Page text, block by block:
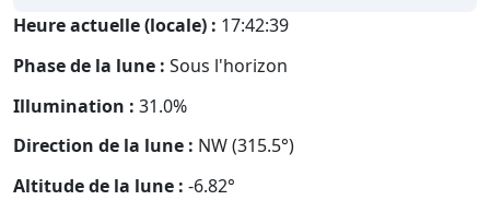
Heure actuelle (locale) : 17:42:40
Phase de la lune : Sous l'horizon
Illumination : 31.0%
Direction de la lune : NW (315.5°)
Altitude de la lune : -6.82°